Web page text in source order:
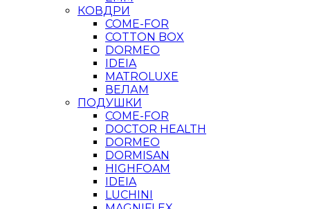
КОВДРИ
COME-FOR
COTTON BOX
DORMEO
IDEIA
MATROLUXE
ВЕЛАМ
ПОДУШКИ
COME-FOR
DOCTOR HEALTH
DORMEO
DORMISAN
HIGHFOAM
IDEIA
LUCHINI